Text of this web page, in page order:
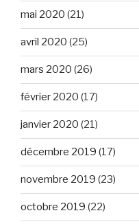
mai 2020 (21)
avril 2020 (25)
mars 2020 (26)
février 2020 (17)
janvier 2020 (21)
décembre 2019 (17)
novembre 2019 (23)
octobre 2019 (22)